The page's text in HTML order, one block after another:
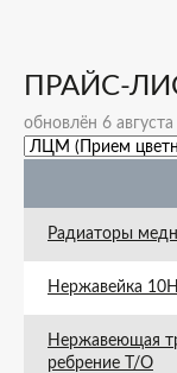
ПРАЙС-
обновлён 6 августа
Радиаторы
Нержавейка
Нержавеющая
ребрение Т/О